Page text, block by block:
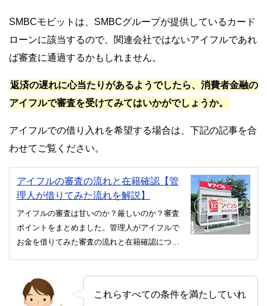
SMBCモビットは、SMBCグループが提供しているカード
ローンに該当するので、関連会社ではないアイフルであれ
ば審査に通過するかもしれません。
返済の遅れに心当たりがあるようでしたら、消費者金融の
アイフルで審査を受けてみてはいかがでしょうか。
アイフルでの借り入れを希望する場合は、下記の記事を合
わせてご覧ください。
アイフルの審査の流れと在籍確認【管
理人が借りてみた流れを解説】
アイフルの審査は甘いのか？厳しいのか？審査
ポイントをまとめました。管理人がアイフルで
お金を借りてみた審査の流れと在籍確認につい
アイフルを利用する前に知っておきたい情報を
まとめています。
これらすべての条件を満たしていれ